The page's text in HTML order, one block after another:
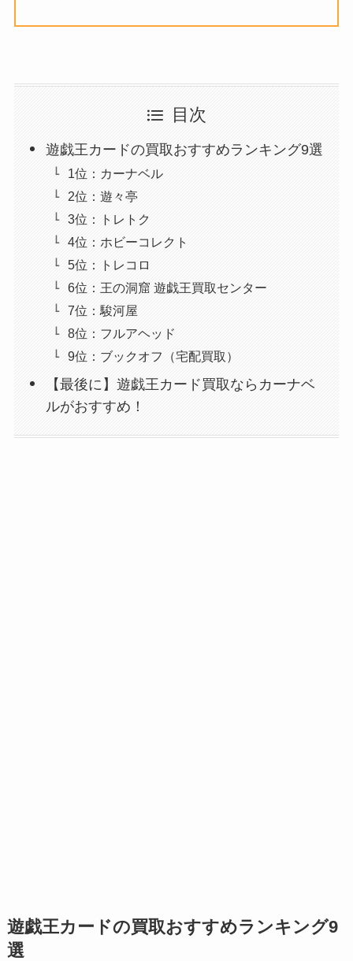
目次
遊戯王カードの買取おすすめランキング9選
1位：カーナベル
2位：遊々亭
3位：トレトク
4位：ホビーコレクト
5位：トレコロ
6位：王の洞窟 遊戯王買取センター
7位：駿河屋
8位：フルアヘッド
9位：ブックオフ（宅配買取）
【最後に】遊戯王カード買取ならカーナベ
ルがおすすめ！
遊戯王カードの買取おすすめランキング9
選